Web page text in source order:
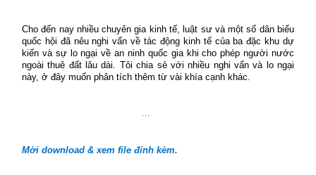
Cho đến nay nhiều chuyên gia kinh tế, luật sư và một số dân biểu
quốc hội đã nêu nghi vấn về tác động kinh tế của ba đặc khu dự
kiến và sự lo ngại về an ninh quốc gia khi cho phép người nước
ngoài thuê đất lâu dài. Tôi chia sẻ với nhiều nghi vấn và lo ngại
này, ở đây muốn phân tích thêm từ vài khía cạnh khác.
Mời download & xem file đính kèm.